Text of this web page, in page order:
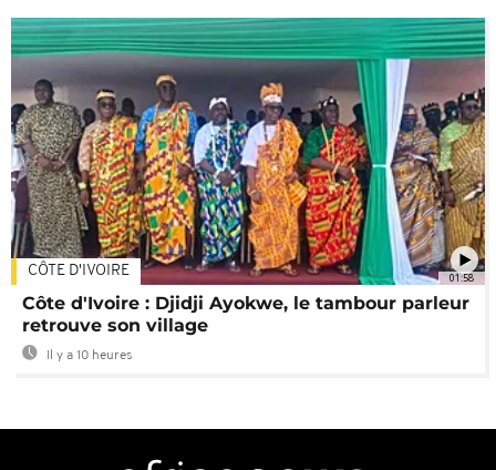
01:58
CÔTE D'IVOIRE
Côte d'Ivoire : Djidji Ayokwe, le tambour parleur
retrouve son village
Il y a 10 heures